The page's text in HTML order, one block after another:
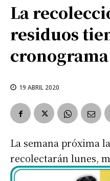
La
residuos
cronograma
19 ABRIL 2020
La semana próxima
recolectarán lunes,